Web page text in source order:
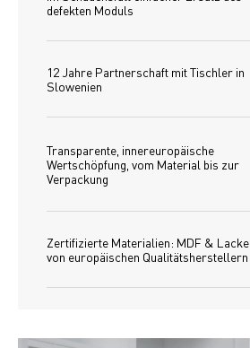
defekten Moduls
12 Jahre Partnerschaft mit Tischler in
Slowenien
Transparente, innereuropäische
Wertschöpfung, vom Material bis zur
Verpackung
Zertifizierte Materialien: MDF & Lacke
von europäischen Qualitätsherstellern